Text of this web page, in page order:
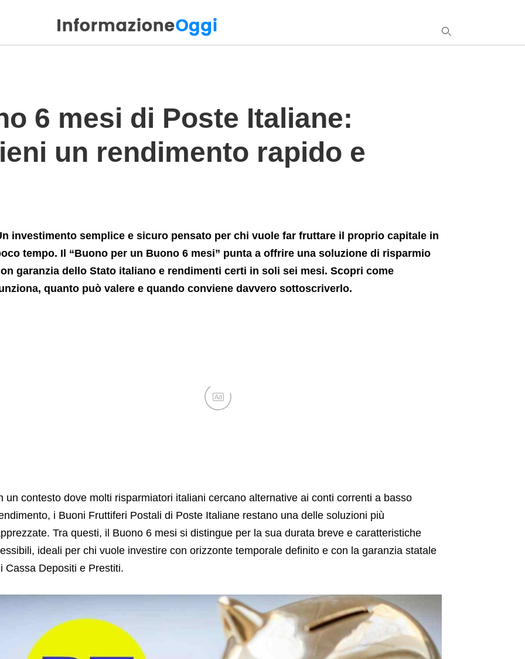
6 mesi di Poste Italiane:
un rendimento rapido e
investimento semplice e sicuro pensato per chi vuole far fruttare il proprio capitale in
tempo. Il “Buono per un Buono 6 mesi” punta a offrire una soluzione di risparmio
garanzia dello Stato italiano e rendimenti certi in soli sei mesi. Scopri come
quanto può valere e quando conviene davvero sottoscriverlo.
Ad
un contesto dove molti risparmiatori italiani cercano alternative ai conti correnti a basso
i Buoni Fruttiferi Postali di Poste Italiane restano una delle soluzioni più
Tra questi, il Buono 6 mesi si distingue per la sua durata breve e caratteristiche
ideali per chi vuole investire con orizzonte temporale definito e con la garanzia statale
Cassa Depositi e Prestiti.